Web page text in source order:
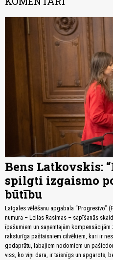
Bens Latkovskis:
spilgti izgaismo
būtību
Latgales vēlēšanu apgabala “Progresīvo”
numura – Leilas Rasimas – sapīšanās
īpašumiem un saņemtajām
raksturīga paštaisniem cilvēkiem, kuri ir
godaprātu, labajiem nodomiem un
viss, ko viņi dara, ir taisnīgs un apgarots,